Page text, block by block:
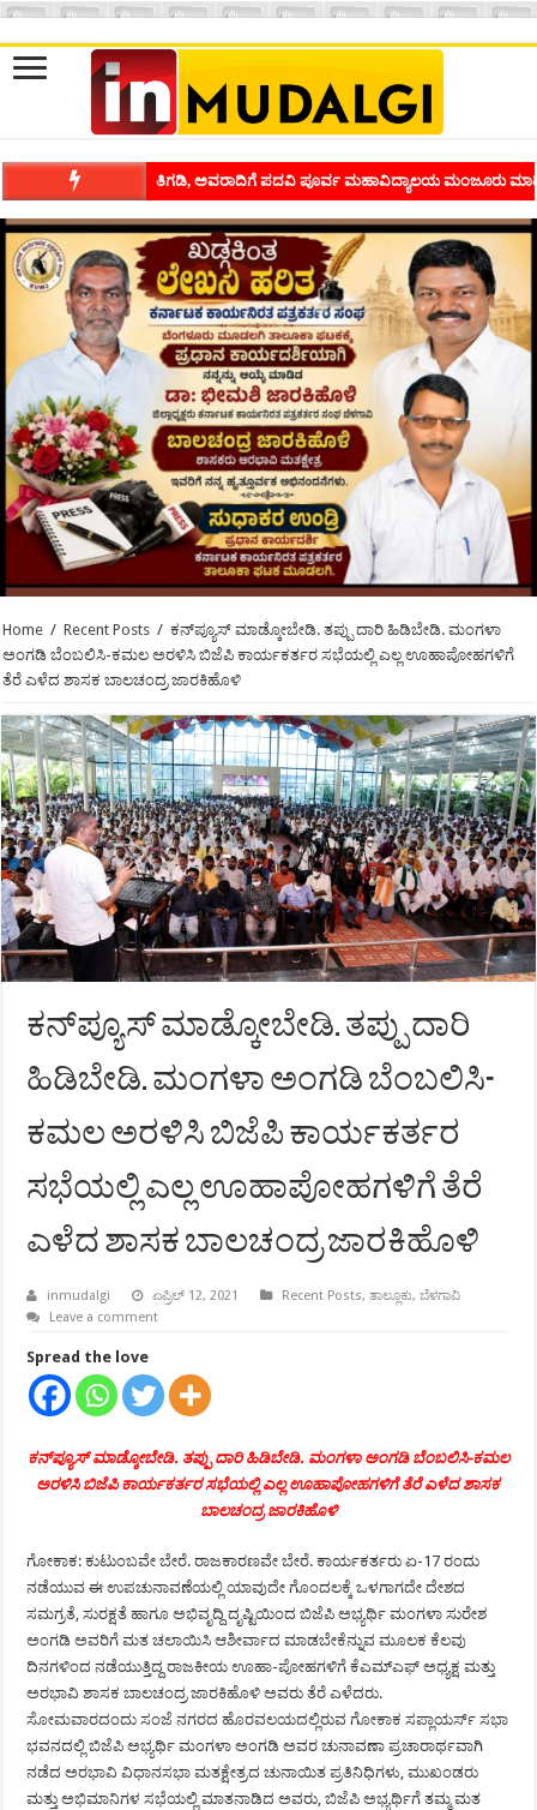
ಶಿವಾಪುರದಲ್ಲಿ ಕವಿಗೋಷ್ಠಿಯ ಸಂಭ್ರಮ ಭಾವನೆಗಳನ್ನು ಕಟ್ಟಿಕೊಡುವ
Home / Recent Posts / ಕನ್‍ಪ್ಯೂಸ್ ಮಾಡ್ಕೋಬೇಡಿ. ತಪ್ಪು ದಾರಿ ಹಿಡಿಬೇಡಿ. ಮಂಗಳಾ
ಅಂಗಡಿ ಬೆಂಬಲಿಸಿ-ಕಮಲ ಅರಳಿಸಿ ಬಿಜೆಪಿ ಕಾರ್ಯಕರ್ತರ ಸಭೆಯಲ್ಲಿ ಎಲ್ಲ ಊಹಾಪೋಹಗಳಿಗೆ
ತೆರೆ ಎಳೆದ ಶಾಸಕ ಬಾಲಚಂದ್ರ ಜಾರಕಿಹೊಳಿ
ಕನ್‍ಪ್ಯೂಸ್ ಮಾಡ್ಕೋಬೇಡಿ. ತಪ್ಪು ದಾರಿ
ಹಿಡಿಬೇಡಿ. ಮಂಗಳಾ ಅಂಗಡಿ ಬೆಂಬಲಿಸಿ-
ಕಮಲ ಅರಳಿಸಿ ಬಿಜೆಪಿ ಕಾರ್ಯಕರ್ತರ
ಸಭೆಯಲ್ಲಿ ಎಲ್ಲ ಊಹಾಪೋಹಗಳಿಗೆ ತೆರೆ
ಎಳೆದ ಶಾಸಕ ಬಾಲಚಂದ್ರ ಜಾರಕಿಹೊಳಿ
inmudalgi ಏಪ್ರಿಲ್ 12, 2021 Recent Posts,ತಾಲ್ಲೂಕು,ಬೆಳಗಾವಿ
Leave a comment
Spread the love
ಕನ್‍ಪ್ಯೂಸ್ ಮಾಡ್ಕೋಬೇಡಿ. ತಪ್ಪು ದಾರಿ ಹಿಡಿಬೇಡಿ. ಮಂಗಳಾ ಅಂಗಡಿ ಬೆಂಬಲಿಸಿ-ಕಮಲ
ಅರಳಿಸಿ ಬಿಜೆಪಿ ಕಾರ್ಯಕರ್ತರ ಸಭೆಯಲ್ಲಿ ಎಲ್ಲ ಊಹಾಪೋಹಗಳಿಗೆ ತೆರೆ ಎಳೆದ ಶಾಸಕ
ಬಾಲಚಂದ್ರ ಜಾರಕಿಹೊಳಿ
ಗೋಕಾಕ: ಕುಟುಂಬವೇ ಬೇರೆ. ರಾಜಕಾರಣವೇ ಬೇರೆ. ಕಾರ್ಯಕರ್ತರು ಏ-17 ರಂದು
ನಡೆಯುವ ಈ ಉಪಚುನಾವಣೆಯಲ್ಲಿ ಯಾವುದೇ ಗೊಂದಲಕ್ಕೆ ಒಳಗಾಗದೇ ದೇಶದ
ಸಮಗ್ರತೆ, ಸುರಕ್ಷತೆ ಹಾಗೂ ಅಭಿವೃದ್ದಿ ದೃಷ್ಟಿಯಿಂದ ಬಿಜೆಪಿ ಅಭ್ಯರ್ಥಿ ಮಂಗಳಾ ಸುರೇಶ
ಅಂಗಡಿ ಅವರಿಗೆ ಮತ ಚಲಾಯಿಸಿ ಆಶೀರ್ವಾದ ಮಾಡಬೇಕೆನ್ನುವ ಮೂಲಕ ಕೆಲವು
ದಿನಗಳಿಂದ ನಡೆಯುತ್ತಿದ್ದ ರಾಜಕೀಯ ಊಹಾ-ಪೋಹಗಳಿಗೆ ಕೆಎಮ್‍ಎಫ್ ಅಧ್ಯಕ್ಷ ಮತ್ತು
ಅರಭಾವಿ ಶಾಸಕ ಬಾಲಚಂದ್ರ ಜಾರಕಿಹೊಳಿ ಅವರು ತೆರೆ ಎಳೆದರು.
ಸೋಮವಾರದಂದು ಸಂಜೆ ನಗರದ ಹೊರವಲಯದಲ್ಲಿರುವ ಗೋಕಾಕ ಸಪ್ಲಾಯರ್ಸ್ ಸಭಾ
ಭವನದಲ್ಲಿ ಬಿಜೆಪಿ ಅಭ್ಯರ್ಥಿ ಮಂಗಳಾ ಅಂಗಡಿ ಅವರ ಚುನಾವಣಾ ಪ್ರಚಾರಾರ್ಥವಾಗಿ
ನಡೆದ ಅರಭಾವಿ ವಿಧಾನಸಭಾ ಮತಕ್ಷೇತ್ರದ ಚುನಾಯಿತ ಪ್ರತಿನಿಧಿಗಳು, ಮುಖಂಡರು
ಮತ್ತು ಅಭಿಮಾನಿಗಳ ಸಭೆಯಲ್ಲಿ ಮಾತನಾಡಿದ ಅವರು, ಬಿಜೆಪಿ ಅಭ್ಯರ್ಥಿಗೆ ತಮ್ಮ ಮತ